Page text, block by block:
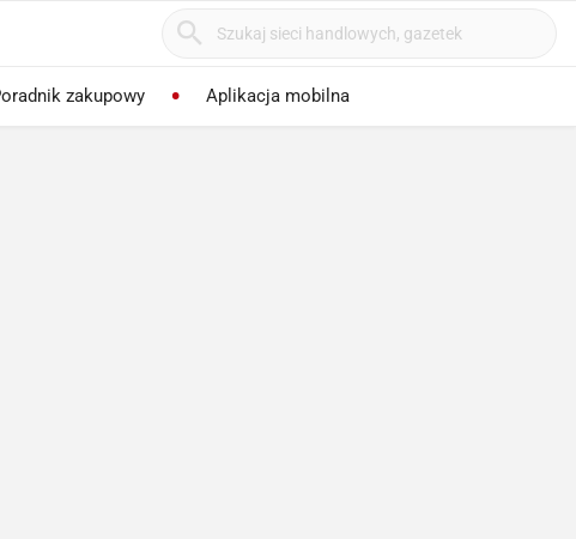
zakupowy Aplikacja mobilna